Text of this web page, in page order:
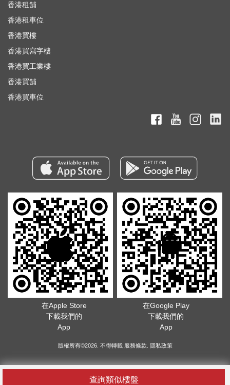
查詢類似樓盤
香港租舖
香港租車位
香港買樓
香港買寫字樓
香港買工業樓
香港買舖
香港買車位
在Apple Store
下載我們的
App
在Google Play
下載我們的
App
版權所有©2026. 不得轉載 服務條款 隱私政策